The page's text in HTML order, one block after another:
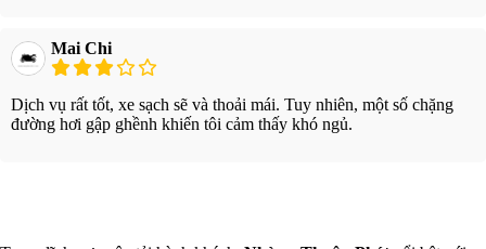
Mai Chi
Dịch vụ rất tốt, xe sạch sẽ và thoải mái. Tuy nhiên, một số chặng
đường hơi gập ghềnh khiến tôi cảm thấy khó ngủ.